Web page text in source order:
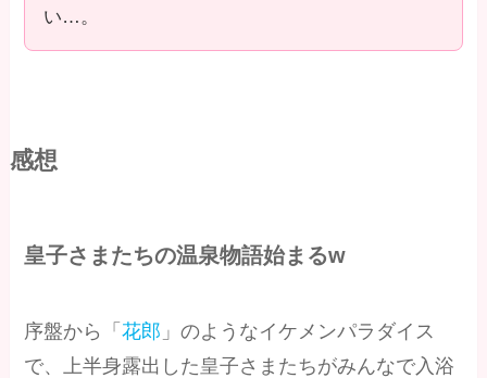
い…。
感想
皇子さまたちの温泉物語始まるw
序盤から「花郎 」のようなイケメンパラダイス
で、上半身露出した皇子さまたちがみんなで入浴